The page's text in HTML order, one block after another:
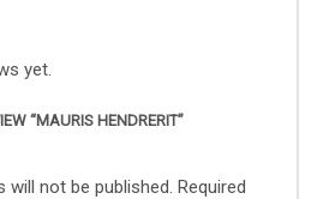
yet.
“MAURIS HENDRERIT”
will not be published. Required